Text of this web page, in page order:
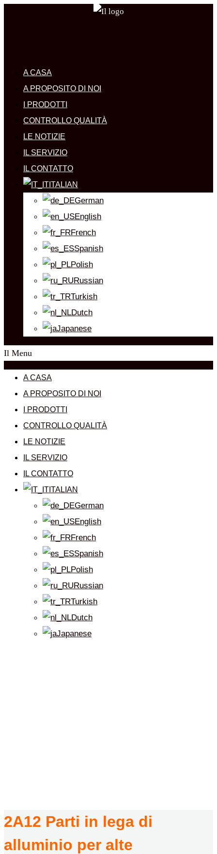
A CASA
A PROPOSITO DI NOI
I PRODOTTI
CONTROLLO QUALITÀ
LE NOTIZIE
IL SERVIZIO
IL CONTATTO
ITALIAN
German
English
French
Spanish
Polish
Russian
Turkish
Dutch
Japanese
Il Menu
A CASA
A PROPOSITO DI NOI
I PRODOTTI
CONTROLLO QUALITÀ
LE NOTIZIE
IL SERVIZIO
IL CONTATTO
ITALIAN
German
English
French
Spanish
Polish
Russian
Turkish
Dutch
Japanese
2A12 Parti in lega di
alluminio per alte